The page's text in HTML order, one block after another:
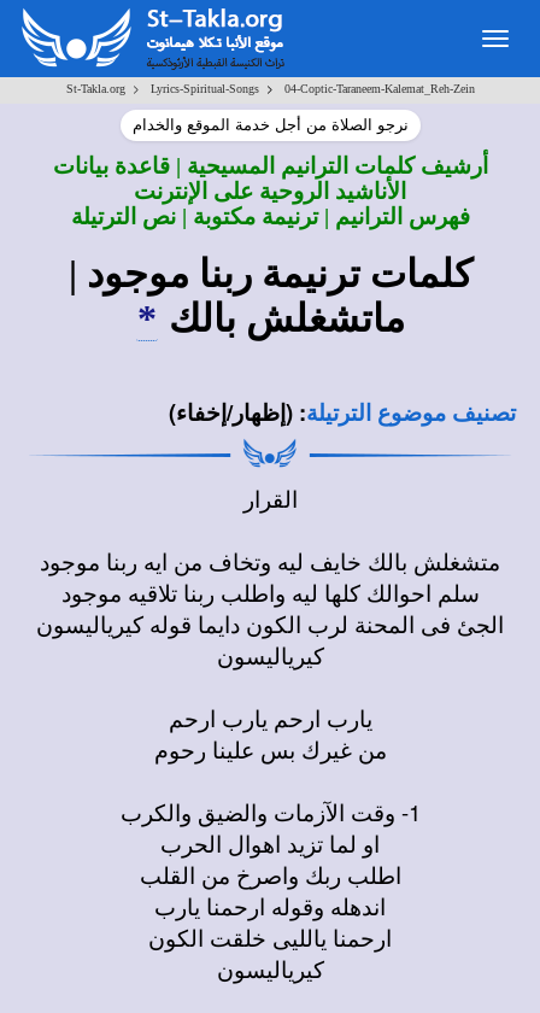
St-Takla.org> Lyrics-Spiritual-Songs> 04-Coptic-Taraneem-Kalemat_Reh-Zein
نرجو الصلاة من أجل خدمة الموقع والخدام
أرشيف كلمات الترانيم المسيحية | قاعدة بيانات
الأناشيد الروحية على الإنترنت
فهرس الترانيم | ترنيمة مكتوبة | نص الترتيلة
كلمات ترنيمة ربنا موجود |
ماتشغلش بالك *
تصنيف موضوع الترتيلة: (إظهار/إخفاء)
القرار
متشغلش بالك خايف ليه وتخاف من ايه ربنا موجود
سلم احوالك كلها ليه واطلب ربنا تلاقيه موجود
الجئ فى المحنة لرب الكون دايما قوله كيرياليسون
كيرياليسون
يارب ارحم يارب ارحم
من غيرك بس علينا رحوم
1- وقت الآزمات والضيق والكرب
او لما تزيد اهوال الحرب
اطلب ربك واصرخ من القلب
اندهله وقوله ارحمنا يارب
ارحمنا يالليى خلقت الكون
كيرياليسون